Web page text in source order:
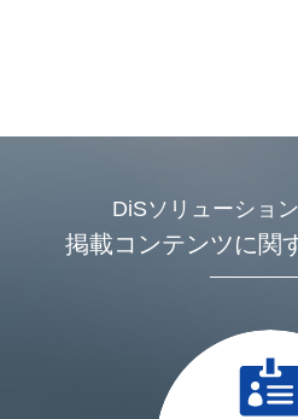
DiSソリューショ
掲載コンテンツに関